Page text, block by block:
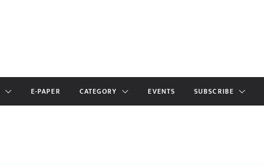
E-PAPER CATEGORY EVENTS SUBSCRIBE